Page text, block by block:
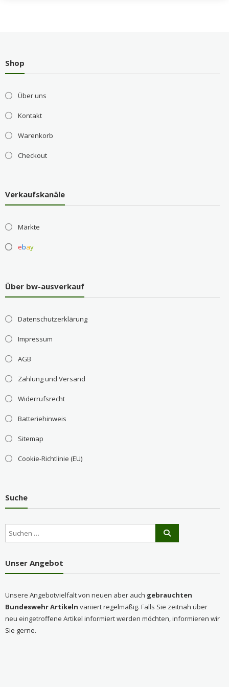
Shop
Über uns
Kontakt
Warenkorb
Checkout
Verkaufskanäle
Märkte
ebay
Über bw-ausverkauf
Datenschutzerklärung
Impressum
AGB
Zahlung und Versand
Widerrufsrecht
Batteriehinweis
Sitemap
Cookie-Richtlinie (EU)
Suche
Unser Angebot
Unsere Angebotvielfalt von neuen aber auch gebrauchten
Bundeswehr Artikeln variiert regelmäßig. Falls Sie zeitnah über
neu eingetroffene Artikel informiert werden möchten, informieren wir
Sie gerne.